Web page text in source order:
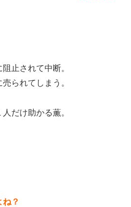
止されて中断。
られてしまう。
だけ助かる薫。
？